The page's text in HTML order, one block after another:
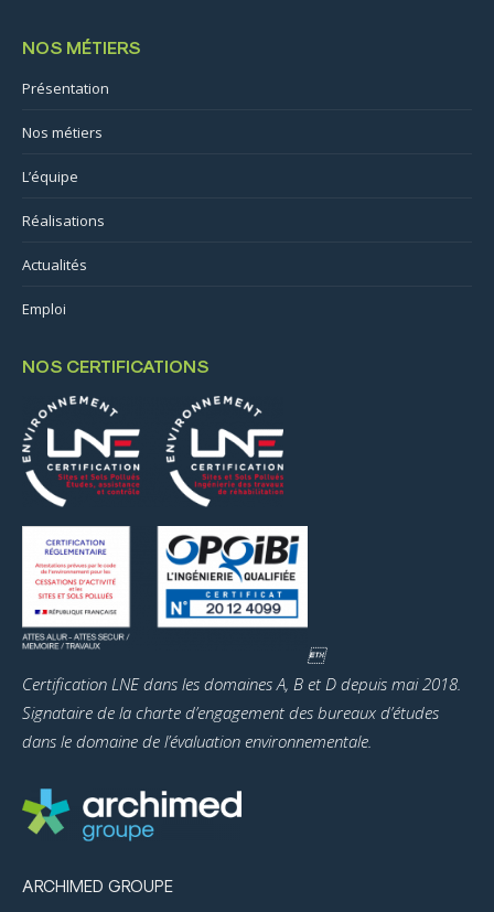
NOS MÉTIERS
Présentation
Nos métiers
L’équipe
Réalisations
Actualités
Emploi
NOS CERTIFICATIONS

Certification LNE dans les domaines A, B et D depuis mai 2018.
Signataire de la charte d’engagement des bureaux d’études
dans le domaine de l’évaluation environnementale.
ARCHIMED GROUPE